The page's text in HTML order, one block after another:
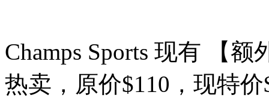
Champs Sports 现有 【
热卖，原价$110，现特